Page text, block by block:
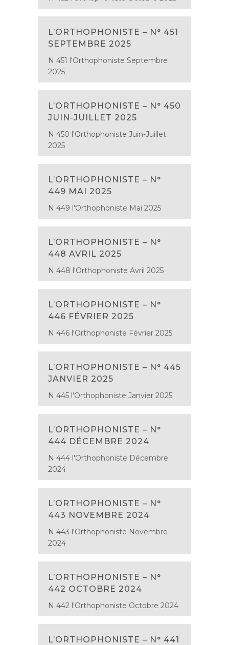
L’ORTHOPHONISTE – N° 451
SEPTEMBRE 2025
N 451 l'Orthophoniste Septembre
2025
L’ORTHOPHONISTE – N° 450
JUIN-JUILLET 2025
N 450 l'Orthophoniste Juin-Juillet
2025
L’ORTHOPHONISTE – N°
449 MAI 2025
N 449 l'Orthophoniste Mai 2025
L’ORTHOPHONISTE – N°
448 AVRIL 2025
N 448 l'Orthophoniste Avril 2025
L’ORTHOPHONISTE – N°
446 FÉVRIER 2025
N 446 l'Orthophoniste Février 2025
L’ORTHOPHONISTE – N° 445
JANVIER 2025
N 445 l'Orthophoniste Janvier 2025
L’ORTHOPHONISTE – N°
444 DÉCEMBRE 2024
N 444 l'Orthophoniste Décembre
2024
L’ORTHOPHONISTE – N°
443 NOVEMBRE 2024
N 443 l'Orthophoniste Novembre
2024
L’ORTHOPHONISTE – N°
442 OCTOBRE 2024
N 442 l'Orthophoniste Octobre 2024
L’ORTHOPHONISTE – N° 441